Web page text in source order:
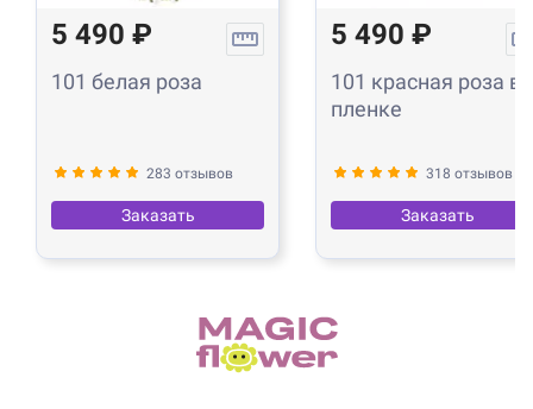
5 490 ₽
101 белая роза
283 отзывов
Заказать
5 490 ₽
101 красная роза в
пленке
318 отзывов
Заказать